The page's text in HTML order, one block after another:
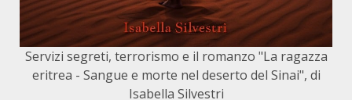
Servizi segreti, terrorismo e il romanzo "La ragazza
eritrea - Sangue e morte nel deserto del Sinai", di
Isabella Silvestri